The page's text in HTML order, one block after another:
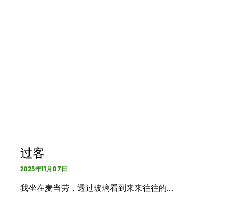
过客
2025年11月07日
我坐在麦当劳，透过玻璃看到来来往往的…